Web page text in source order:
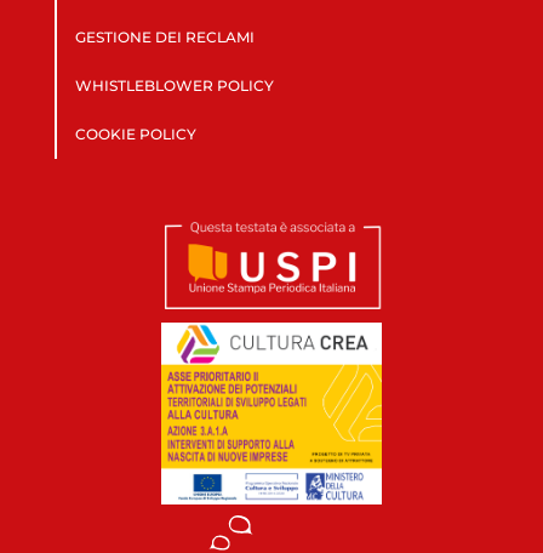
GESTIONE DEI RECLAMI
WHISTLEBLOWER POLICY
COOKIE POLICY